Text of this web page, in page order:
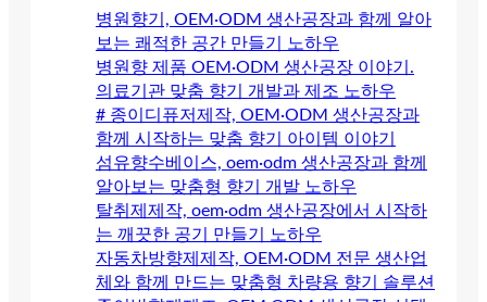
병원향기, OEM·ODM 생산공장과 함께 알아
보는 쾌적한 공간 만들기 노하우
병원향 제품 OEM·ODM 생산공장 이야기.
의료기관 맞춤 향기 개발과 제조 노하우
# 종이디퓨저제작, OEM·ODM 생산공장과
함께 시작하는 맞춤 향기 아이템 이야기
섬유향수베이스, oem·odm 생산공장과 함께
알아보는 맞춤형 향기 개발 노하우
탈취제제작, oem·odm 생산공장에서 시작하
는 깨끗한 공기 만들기 노하우
자동차방향제제작, OEM·ODM 전문 생산업
체와 함께 만드는 맞춤형 차량용 향기 솔루션